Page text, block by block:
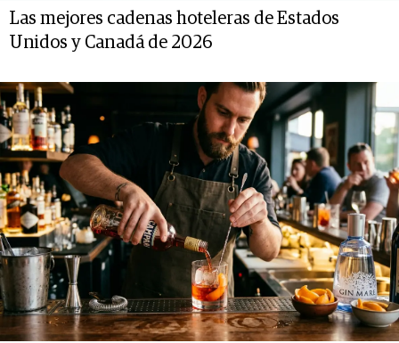
Las mejores cadenas hoteleras de Estados
Unidos y Canadá de 2026